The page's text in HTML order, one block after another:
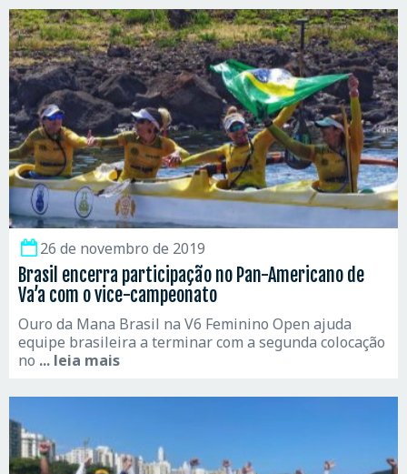
26 de novembro de 2019
Brasil encerra participação no Pan-Americano de
Va’a com o vice-campeonato
Ouro da Mana Brasil na V6 Feminino Open ajuda
equipe brasileira a terminar com a segunda colocação
no ... leia mais